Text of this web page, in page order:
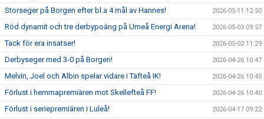
Storseger på Borgen efter bl.a 4 mål av Hannes! 2026-05-11 12:50
Röd dynamit och tre derbypoäng på Umeå Energi Arena! 2026-05-03 09:57
Tack för era insatser! 2026-05-02 11:29
Derbyseger med 3-0 på Borgen! 2026-04-26 10:47
Melvin, Joel och Albin spelar vidare i Täfteå IK! 2026-04-26 10:45
Förlust i hemmapremiären mot Skellefteå FF! 2026-04-26 10:40
Förlust i seriepremiären i Luleå! 2026-04-17 09:22